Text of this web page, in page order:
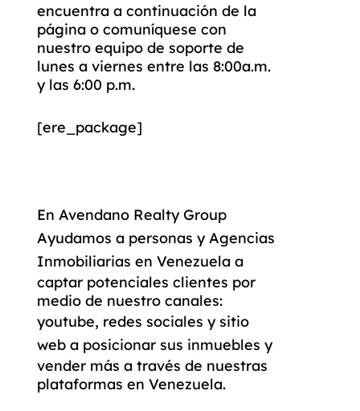
encuentra a continuación de la
página o comuníquese con
nuestro equipo de soporte de
lunes a viernes entre las 8:00a.m.
y las 6:00 p.m.
[ere_package]
En Avendano Realty Group
Ayudamos a personas yAgencias
Inmobiliarias en Venezuela a
captar potenciales clientes por
medio de nuestro canales:
youtube, redes sociales y sitio
web a posicionar sus inmuebles y
vender más a través de nuestras
plataformas en Venezuela.